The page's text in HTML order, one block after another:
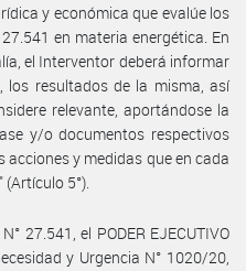
y económica que evalúe los
en materia energética. En
el Interventor deberá informar
los resultados de la misma, así
relevante, aportándose la
y/o documentos respectivos
y medidas que en cada
5°).
27.541, el PODER EJECUTIVO
y Urgencia N° 1020/20,